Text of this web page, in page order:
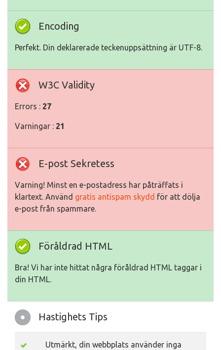
Encoding
Perfekt. Din deklarerade teckenuppsättning är UTF-8.
W3C Validity
Errors : 27
Varningar : 21
E-post Sekretess
Varning! Minst en e-postadress har påträffats i
klartext. Använd gratis antispam skydd för att dölja
e-post från spammare.
Föråldrad HTML
Bra! Vi har inte hittat några föråldrad HTML taggar i
din HTML.
Hastighets Tips
Utmärkt, din webbplats använder inga